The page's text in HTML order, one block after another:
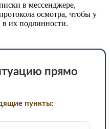
в мессенджере,
осмотра, чтобы у
их подлинности.
прямо
пункты: